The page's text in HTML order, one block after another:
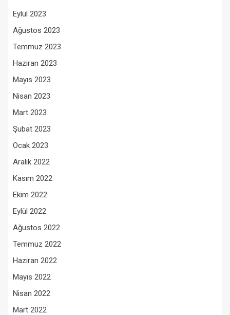
Eylül 2023
Ağustos 2023
Temmuz 2023
Haziran 2023
Mayıs 2023
Nisan 2023
Mart 2023
Şubat 2023
Ocak 2023
Aralık 2022
Kasım 2022
Ekim 2022
Eylül 2022
Ağustos 2022
Temmuz 2022
Haziran 2022
Mayıs 2022
Nisan 2022
Mart 2022